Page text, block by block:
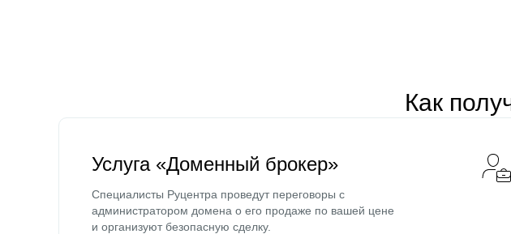
Как
Услуга «Доменный брокер»
Специалисты Руцентра проведут переговоры с
администратором домена о его продаже по вашей цене
и организуют безопасную сделку.